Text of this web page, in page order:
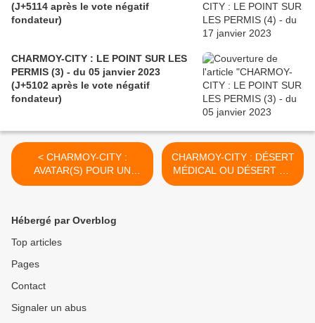
(J+5114 après le vote négatif
fondateur)
CHARMOY-CITY : LE POINT SUR LES
PERMIS (3) - du 05 janvier 2023
(J+5102 après le vote négatif
fondateur)
< CHARMOY-CITY :
AVATAR(S) POUR UN
MUSÉE (2) - du 14 octobre
CHARMOY-CITY : DÉSERT
MÉDICAL OU DÉSERT DE
L’INFORMATION ? - du 18
Hébergé par Overblog
Top articles
Pages
Contact
Signaler un abus